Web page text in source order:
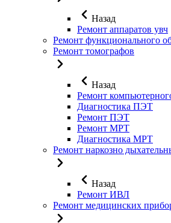
Назад
Ремонт аппаратов увч
Ремонт функционального
Ремонт томографов
Назад
Ремонт
Диагностика ПЭТ
Ремонт ПЭТ
Ремонт МРТ
Диагностика МРТ
Ремонт наркозно
Назад
Ремонт ИВЛ
Ремонт медицинских